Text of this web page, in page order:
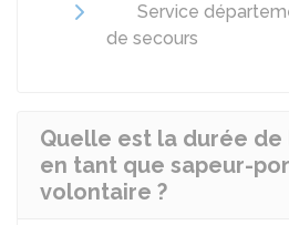
Service
de secours
Quelle est la durée
en tant que sapeur-
volontaire ?